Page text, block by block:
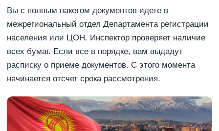
Вы с полным пакетом документов идете в
межрегиональный отдел Департамента регистрации
населения или ЦОН. Инспектор проверяет наличие
всех бумаг. Если все в порядке, вам выдадут
расписку о приеме документов. С этого момента
начинается отсчет срока рассмотрения.